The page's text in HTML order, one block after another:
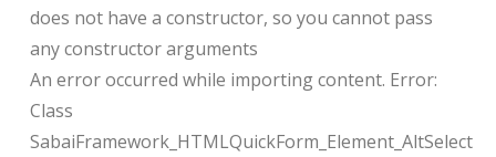
does not have a constructor, so you cannot pass
any constructor arguments
An error occurred while importing content. Error:
Class
SabaiFramework_HTMLQuickForm_Element_AltSelect